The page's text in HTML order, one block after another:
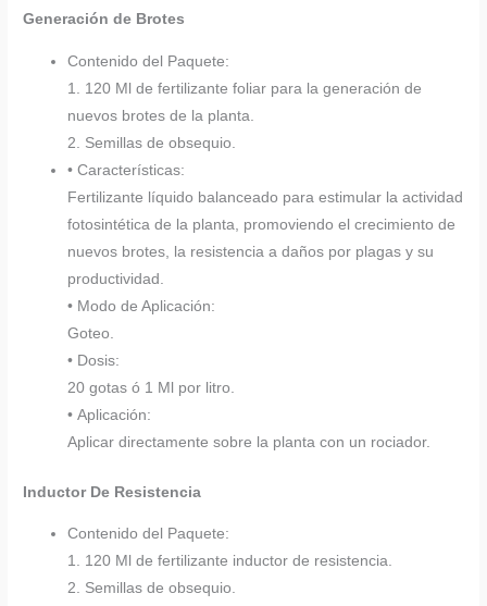
Generación de Brotes
Contenido del Paquete:
1. 120 Ml de fertilizante foliar para la generación de
nuevos brotes de la planta.
2. Semillas de obsequio.
• Características:
Fertilizante líquido balanceado para estimular la actividad
fotosintética de la planta, promoviendo el crecimiento de
nuevos brotes, la resistencia a daños por plagas y su
productividad.
• Modo de Aplicación:
Goteo.
• Dosis:
20 gotas ó 1 Ml por litro.
• Aplicación:
Aplicar directamente sobre la planta con un rociador.
Inductor De Resistencia
Contenido del Paquete:
1. 120 Ml de fertilizante inductor de resistencia.
2. Semillas de obsequio.